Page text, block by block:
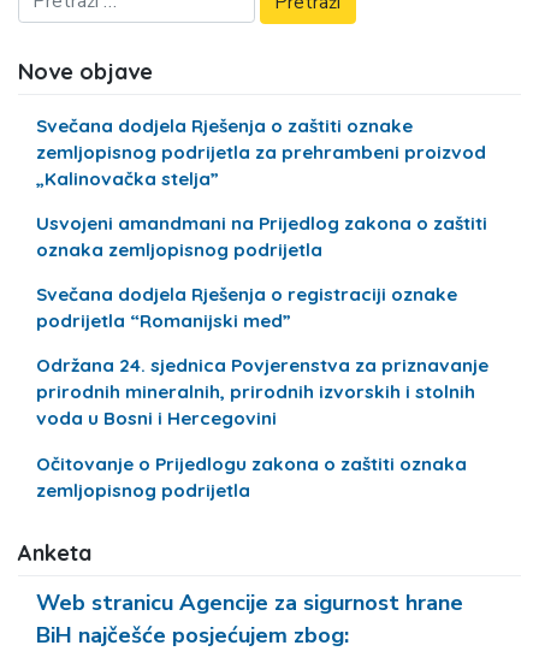
Nove objave
Svečana dodjela Rješenja o zaštiti oznake
zemljopisnog podrijetla za prehrambeni proizvod
„Kalinovačka stelja”
Usvojeni amandmani na Prijedlog zakona o zaštiti
oznaka zemljopisnog podrijetla
Svečana dodjela Rješenja o registraciji oznake
podrijetla “Romanijski med”
Održana 24. sjednica Povjerenstva za priznavanje
prirodnih mineralnih, prirodnih izvorskih i stolnih
voda u Bosni i Hercegovini
Očitovanje o Prijedlogu zakona o zaštiti oznaka
zemljopisnog podrijetla
Anketa
Web stranicu Agencije za sigurnost hrane
BiH najčešće posjećujem zbog: